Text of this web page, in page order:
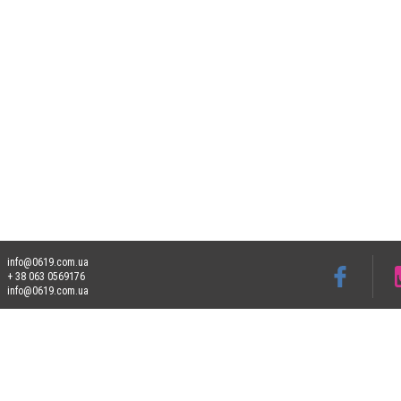
info@0619.com.ua
+ 38 063 0569176
info@0619.com.ua